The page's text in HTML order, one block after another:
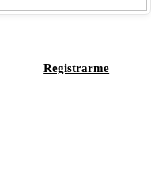
Registrarme